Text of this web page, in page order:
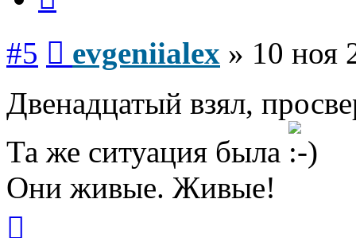
#5 evgeniialex » 10 ноя
Двенадцатый взял,
Та же ситуация была
Они живые. Живые!